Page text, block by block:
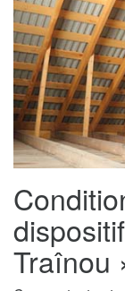
Traînou